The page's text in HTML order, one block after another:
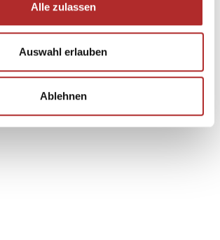
Alle zulassen
Auswahl erlauben
Ablehnen